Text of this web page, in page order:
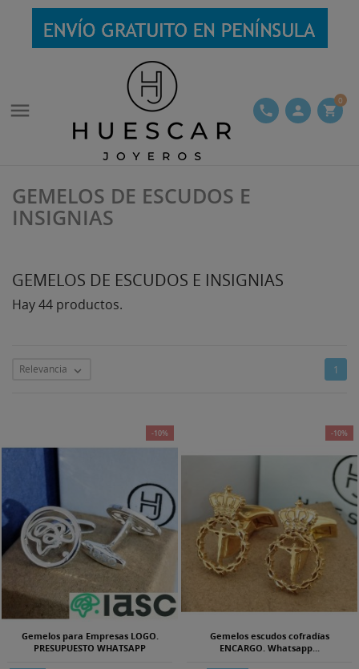
 phone person shopping_cart
0
GEMELOS DE ESCUDOS E
INSIGNIAS
GEMELOS DE ESCUDOS E INSIGNIAS
Hay 44 productos.
Relevancia  1
-10%
Gemelos para Empresas LOGO.
PRESUPUESTO WHATSAPP
-10%
Gemelos escudos cofradías
ENCARGO. Whatsapp...